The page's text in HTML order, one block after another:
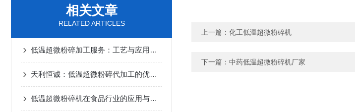
相关文章
RELATED ARTICLES
低温超微粉碎加工服务：工艺与应用说明
天利恒诚：低温超微粉碎代加工的优选择
低温超微粉碎机在食品行业的应用与优势
上一篇： 化工低温超微粉碎机
下一篇： 中药低温超微粉碎机厂家